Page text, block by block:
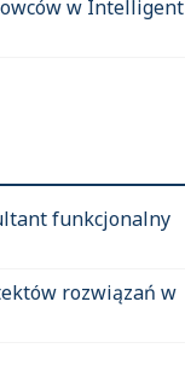
w Intelligent
funkcjonalny
rozwiązań w